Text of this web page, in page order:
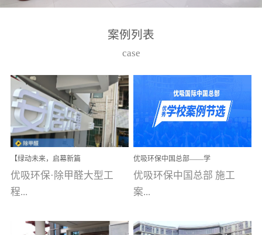
高技能的团队。汇聚了众
取得了多项产品技术专利
和多项国家版权局著作
权，获得高新技术企业称
号。生产优势自主生产自
给自足，优吸公司于2015
在广州番禺区成功建立产
品线生产基地，工厂拥有
自动化生产设备和成熟的
选择源头源材料、严控产
案例列表
case
【绿动未来，启幕新篇
章】优吸环保中标深圳安
居乐寓，超大型工装室内
空气治理项目顺利启航，
优吸环保·除甲醛大型工
程...
优吸环保中国总部——学
校施工案例(节选)
优吸环保中国总部 施工
案...